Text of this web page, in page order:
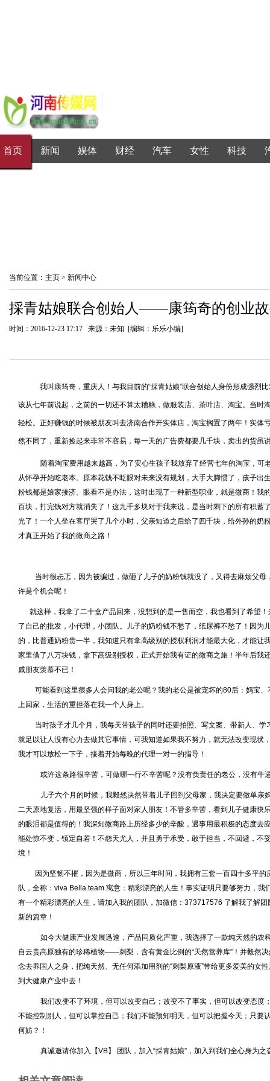
首页 新闻 娱体 财经 汽车 女性 科技
当前位置： 主页 > 新闻中心
採青姑娘联合创始人——康筠奇的创业
时间：2016-12-23 17:17 来源：未知 [编辑：乐乐小编]
我叫康筠奇，重庆人！与我目前的“採青姑娘”联合创始人身份形成强烈
该从七年前说起，之前的一切还不算太糟糕，做服装店、茶叶店、淘宝。当时
轻松。正好赚钱的时候被朋友叫去济南合作开实体店，淘宝搁置了两年！实体
然不同了，重新捡起来非常不容易，每一天的广告费都要几千块，卖出的货虽
随着淘宝费用越来越高，为了安心生孩子我放弃了经营七年的淘宝，可
从怀孕开始吃老本。原本花钱不眨眼对未来没有规划，大手大脚惯了，孩子出
粉钱都是娘家接济。眼看不是办法，这时出现了一种新型职业，就是微商！我
百块，打完钱对方就消失了！这九千多块对于我来说，是当时剩下的所有积蓄
光了！一个人坐在客厅哭了几个小时，父亲知道之后给了四千块，给外孙的奶
才真正开始了我的微商之路！
当时很忐忑，因为被骗过，做砸了儿子的奶粉钱就没了，又得去麻烦父
许是个机会呢！
就这样，我拿了二十盒产品回来，没想到的是一售而空，我也看到了希望
了自己的批发，小代理，小团队。儿子的奶粉钱不愁了，纸尿裤不愁了！因为
的，比普通奶粉贵一半，我知道只有拿高级别的授权利润才能最大化，才能让
家里借了八万块钱，拿下高级别授权，正式开始我有证的微商之旅！半年后我
戚朋友羡慕不已！
可能看到这里很多人会问我的老公呢？我的老公是被宠坏的80后：妈宝
上回家，生活的重担落在我一个人身上。
当时孩子才几个月，我每天带孩子的同时还要拍照、写文案、带新人、
就足以让人没有心力去做其它事情，可我知道如果我不努力，就无法改变现状
我才可以放松一下子，接着开始每晚的代理一对一的指导！
或许这条路很辛苦，可做哪一行不辛苦呢？没有负责任的老公，没有牛
儿子六个月的时候，我毅然决然带着儿子回到父母家，我决定要做单亲
二天原地复活，用最坚强的样子面对家人朋友！不管多辛苦，看到儿子健康快
的眼泪都是值得的！我深知微商路上历经多少的辛酸，遇事用最积极的态度去
能处惊不变，镇定自若！不怨天尤人，并且勇于承受，敢于担当，不回避，不
境！
因为坚韧不摧，因为是微商，所以三年时间，我拥有三套一百四十多平
队，全称：viva Bella.team 寓意：精彩漂亮的人生！事实证明只要够努力，我
有一个精彩漂亮的人生，请加入我的团队，加微信：373717576 了解我了解
新的篇章！
如今大健康产业发展迅速，产品同质化严重，我选择了一款纯天然的
自云贵高原独有的珍稀植物——刺梨，含有黄金比例的“天然营养库”！并毅然
念去养国人之身，把纯天然、无任何添加用剂的“刺梨原液”带给更多爱美的女
到大健康产业中去！
我们改变不了环境，但可以改变自己；改变不了事实，但可以改变态度
不能控制别人，但可以掌控自己；我们不能预知明天，但可以把握今天；只要
何妨？！
真诚邀请你加入【VB】.团队，加入“採青姑娘”，加入到我们全心身为